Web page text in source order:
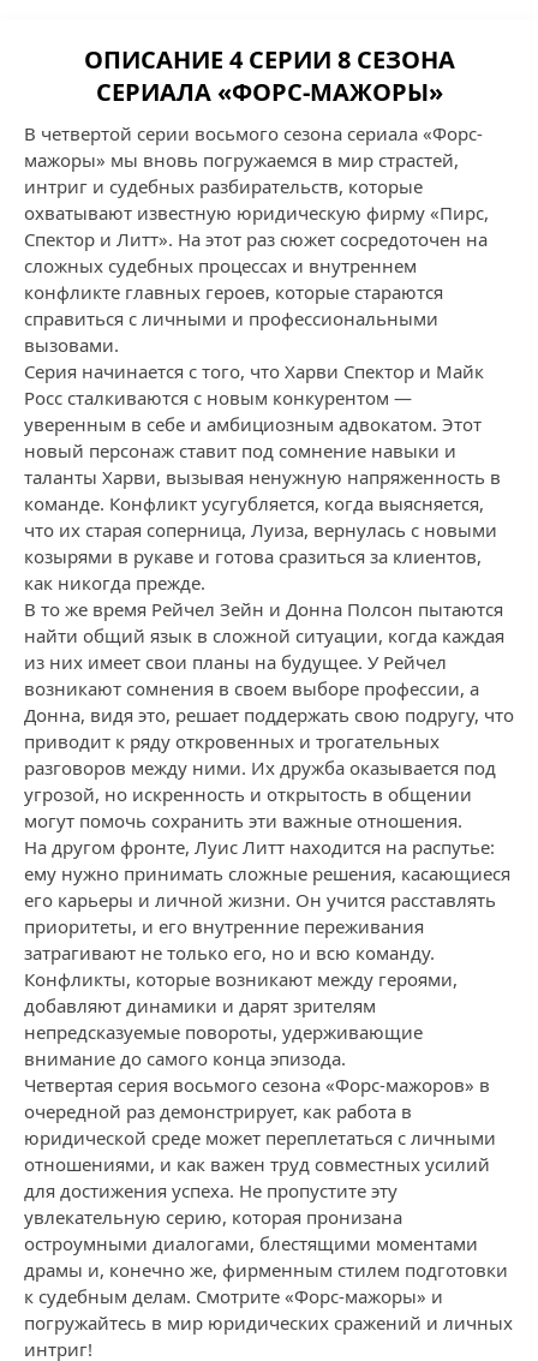
ОПИСАНИЕ 4 СЕРИИ 8 СЕЗОНА
СЕРИАЛА «ФОРС-МАЖОРЫ»
В четвертой серии восьмого сезона сериала «Форс-
мажоры» мы вновь погружаемся в мир страстей,
интриг и судебных разбирательств, которые
охватывают известную юридическую фирму «Пирс,
Спектор и Литт». На этот раз сюжет сосредоточен на
сложных судебных процессах и внутреннем
конфликте главных героев, которые стараются
справиться с личными и профессиональными
вызовами.
Серия начинается с того, что Харви Спектор и Майк
Росс сталкиваются с новым конкурентом —
уверенным в себе и амбициозным адвокатом. Этот
новый персонаж ставит под сомнение навыки и
таланты Харви, вызывая ненужную напряженность в
команде. Конфликт усугубляется, когда выясняется,
что их старая соперница, Луиза, вернулась с новыми
козырями в рукаве и готова сразиться за клиентов,
как никогда прежде.
В то же время Рейчел Зейн и Донна Полсон пытаются
найти общий язык в сложной ситуации, когда каждая
из них имеет свои планы на будущее. У Рейчел
возникают сомнения в своем выборе профессии, а
Донна, видя это, решает поддержать свою подругу, что
приводит к ряду откровенных и трогательных
разговоров между ними. Их дружба оказывается под
угрозой, но искренность и открытость в общении
могут помочь сохранить эти важные отношения.
На другом фронте, Луис Литт находится на распутье:
ему нужно принимать сложные решения, касающиеся
его карьеры и личной жизни. Он учится расставлять
приоритеты, и его внутренние переживания
затрагивают не только его, но и всю команду.
Конфликты, которые возникают между героями,
добавляют динамики и дарят зрителям
непредсказуемые повороты, удерживающие
внимание до самого конца эпизода.
Четвертая серия восьмого сезона «Форс-мажоров» в
очередной раз демонстрирует, как работа в
юридической среде может переплетаться с личными
отношениями, и как важен труд совместных усилий
для достижения успеха. Не пропустите эту
увлекательную серию, которая пронизана
остроумными диалогами, блестящими моментами
драмы и, конечно же, фирменным стилем подготовки
к судебным делам. Смотрите «Форс-мажоры» и
погружайтесь в мир юридических сражений и личных
интриг!